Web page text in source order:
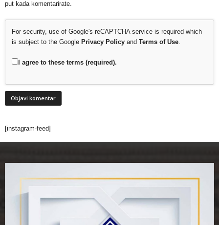
put kada komentarirate.
For security, use of Google's reCAPTCHA service is required which
is subject to the Google Privacy Policy and Terms of Use.
I agree to these terms (required).
[instagram-feed]